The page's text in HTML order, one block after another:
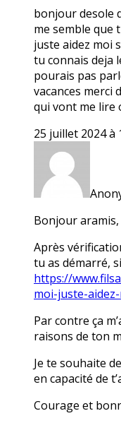
bonjour desole
me semble que
juste aidez moi
tu connais deja
pourais pas
vacances merci
qui vont me lire
25 juillet 2024 à
Bonjour aramis,
Après
tu as démarré,
https://
moi-juste-
Par contre ça
raisons de ton
Je te souhaite
en capacité de
Courage et